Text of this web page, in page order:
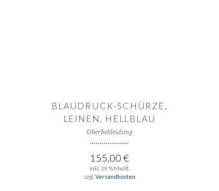
BLAUDRUCK-SCHÜRZE,
LEINEN, HELLBLAU
Oberbekleidung
155,00 €
inkl. 19 % MwSt.
zzgl. Versandkosten